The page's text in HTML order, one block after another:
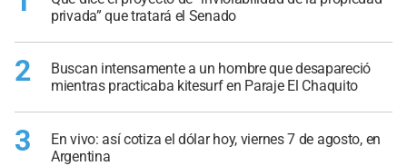
privada” que tratará el Senado
2
Buscan intensamente a un hombre que desapareció
mientras practicaba kitesurf en Paraje El Chaquito
3
En vivo: así cotiza el dólar hoy, viernes 7 de agosto, en
Argentina